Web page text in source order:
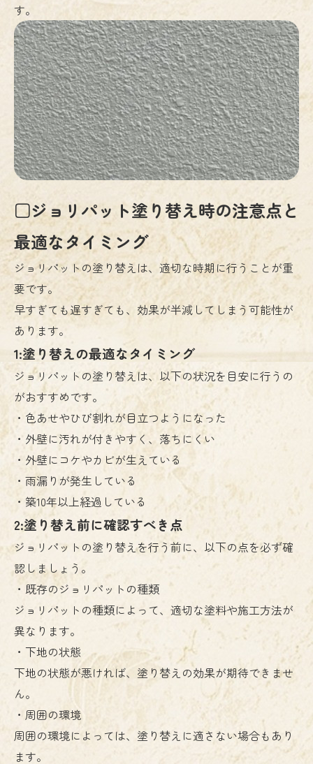
す。
□ジョリパット塗り替え時の注意点と
最適なタイミング
ジョリパットの塗り替えは、適切な時期に行うことが重
要です。
早すぎても遅すぎても、効果が半減してしまう可能性が
あります。
1:塗り替えの最適なタイミング
ジョリパットの塗り替えは、以下の状況を目安に行うの
がおすすめです。
・色あせやひび割れが目立つようになった
・外壁に汚れが付きやすく、落ちにくい
・外壁にコケやカビが生えている
・雨漏りが発生している
・築10年以上経過している
2:塗り替え前に確認すべき点
ジョリパットの塗り替えを行う前に、以下の点を必ず確
認しましょう。
・既存のジョリパットの種類
ジョリパットの種類によって、適切な塗料や施工方法が
異なります。
・下地の状態
下地の状態が悪ければ、塗り替えの効果が期待できませ
ん。
・周囲の環境
周囲の環境によっては、塗り替えに適さない場合もあり
ます。